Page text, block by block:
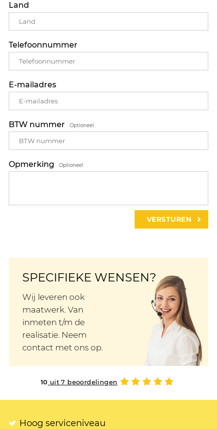
Land
Telefoonnummer
E-mailadres
BTW nummer Optioneel
Opmerking Optioneel
SPECIFIEKE WENSEN?
Wij leveren ook
maatwerk. Van
inmeten t/m de
realisatie. Neem
contact met ons op.
10 uit 7 beoordelingen
Hoog serviceniveau